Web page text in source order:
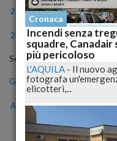
2018 2019 2020
2024 2025 2026
Seleziona il mese
Gen Feb Mar
Ago Set Ott
Cronaca
Incendi senza
squadre,
più pericoloso
L'AQUILA - Il nuovo
fotografa
elicotteri,...